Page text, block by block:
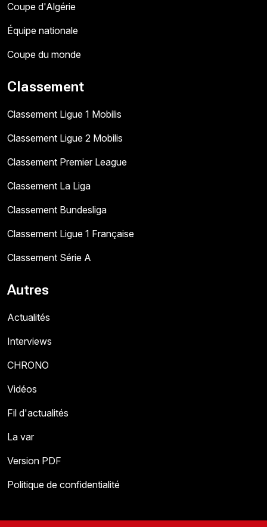
Coupe d'Algérie
Équipe nationale
Coupe du monde
Classement
Classement Ligue 1 Mobilis
Classement Ligue 2 Mobilis
Classement Premier League
Classement La Liga
Classement Bundesliga
Classement Ligue 1 Française
Classement Série A
Autres
Actualités
Interviews
CHRONO
Vidéos
Fil d'actualités
La var
Version PDF
Politique de confidentialité